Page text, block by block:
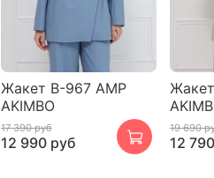
Жакет В-967 АМР
AKIMBO
17 390 руб
12 990 руб
19 690
12